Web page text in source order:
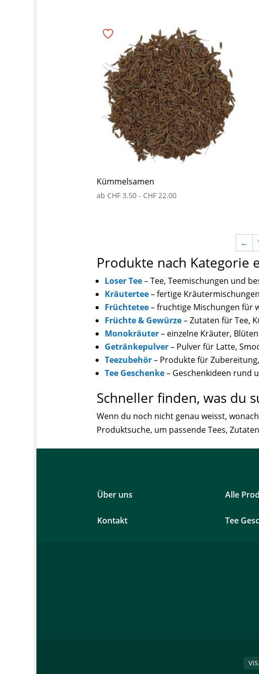
Kümmelsamen
ab CHF 3.50 - CHF 22.00
←
Produkte nach Kategorie
Loser Tee– Tee, Teemischungen und
Kräutertee– fertige
Früchtetee– fruchtige Mischungen für
Früchte & Gewürze– Zutaten für Tee,
Monokräuter– einzelne Kräuter,
Getränkepulver– Pulver für Latte,
Teezubehör– Produkte für
Tee Geschenke– Geschenkideen rund
Schneller finden, was du
Wenn du noch nicht genau weisst,
Produktsuche, um passende Tees,
Über uns
Kontakt
Alle
Tee